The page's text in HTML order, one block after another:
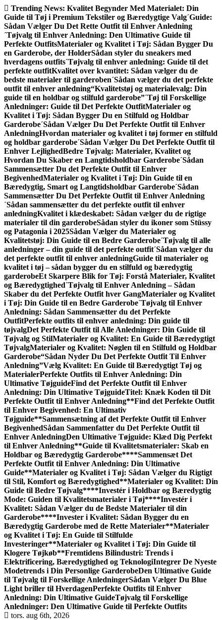
Gå
til
indhold
Trending News: Kvalitet Begynder Med Materialet: Din
Guide til Tøj i Premium Tekstiler og Bæredygtige Valg´Guide:
Sådan Vælger Du Det Rette Outfit til Enhver Anledning
´Tøjvalg til Enhver Anledning: Den Ultimative Guide til
Perfekte OutfitsMaterialer og Kvalitet i Tøj: Sådan Bygger Du
en Garderobe, der HolderSådan styler du sneakers med
hverdagens outfits´Tøjvalg til enhver anledning: Guide til det
perfekte outfitKvalitet over kvantitet: Sådan vælger du de
bedste materialer til garderoben´Sådan vælger du det perfekte
outfit til enhver anledning“Kvalitetstøj og materialevalg: Din
guide til en holdbar og stilfuld garderobe”´Tøj til Forskellige
Anledninger: Guide til Det Perfekte OutfitMaterialer og
Kvalitet i Tøj: Sådan Bygger Du en Stilfuld og Holdbar
Garderobe´Sådan Vælger Du Det Perfekte Outfit til Enhver
AnledningHvordan materialer og kvalitet i tøj former en stilfuld
og holdbar garderobe´Sådan Vælger Du Det Perfekte Outfit til
Enhver LejlighedBedre Tøjvalg: Materialer, Kvalitet og
Hvordan Du Skaber en Langtidsholdbar Garderobe´Sådan
Sammensætter Du det Perfekte Outfit til Enhver
BegivenhedMaterialer og Kvalitet i Tøj: Din Guide til en
Bæredygtig, Smart og Langtidsholdbar Garderobe´Sådan
Sammensætter Du Det Perfekte Outfit til Enhver Anledning
´Sådan sammensætter du det perfekte outfit til enhver
anledningKvalitet i klædeskabet: Sådan vælger du de rigtige
materialer til din garderobeSådan styler du ikoner som Stüssy
og Patagonia i 2025Sådan Vælger du Materialer og
Kvalitetstøj: Din Guide til en Bedre Garderobe´Tøjvalg til alle
anledninger – din guide til det perfekte outfit´Sådan vælger du
det perfekte outfit til enhver anledningGuide til materialer og
kvalitet i tøj – sådan bygger du en stilfuld og bæredygtig
garderobeEt Skarpere Blik for Tøj: Forstå Materialer, Kvalitet
og Bæredygtighed´Tøjvalg til Enhver Anledning – Sådan
Skaber du det Perfekte Outfit hver GangMaterialer og Kvalitet
i Tøj: Din Guide til en Bedre Garderobe´Tøjvalg til Enhver
Anledning: Sådan Sammen­sætter du det Perfekte
OutfitPerfekte outfits til enhver anledning: Din guide til
tøjvalgDet Perfekte Outfit til Alle Anledninger: Din Guide til
Tøjvalg og StilMaterialer og Kvalitet: En Guide til Bæredygtigt
TøjvalgMaterialer og Kvalitet: Nøglen til en Stilfuld og Holdbar
Garderobe“Sådan Nyder Du Det Perfekte Outfit Til Enhver
Anledning”Vælg Kvalitet: En Guide til Bæredygtigt Tøj og
MaterialerPerfekte Outfits til Enhver Anledning: Din
Ultimative TøjguideFind det Perfekte Outfit til Enhver
Anledning: Din Ultimative TøjguideTitel: Knæk Koden til Dit
Perfekte Outfit til Enhver Anledning**Find det Perfekte Outfit
til Enhver Begivenhed: En Ultimativ
Tøjguide**Sammensætning af det Perfekte Outfit til Enhver
BegivenhedSådan Sammenfatter du Det Perfekte Outfit til
Enhver AnledningDen Ultimative Tøjguide: Klæd Dig Perfekt
til Enhver Anledning**Guide til Kvalitetsmaterialer: Skab en
Holdbar og Bæredygtig Garderobe****Sammensæt Det
Perfekte Outfit til Enhver Anledning: Din Ultimative
Guide**Materialer og Kvalitet i Tøj: Sådan Vælger du Rigtigt
til Stil, Komfort og Bæredygtighed**Materialer og Kvalitet: Din
Guide til Bedre Tøjvalg****Investér i Holdbar og Bæredygtig
Mode: Guiden til Kvalitetsmaterialer i Tøj****Investér i
Kvalitet: Sådan Vælger du de Bedste Materialer til din
Garderobe****Invester i Kvalitet: Sådan Bygger du en
Bæredygtig Garderobe med de Rette Materialer**Materialer
og Kvalitet i Tøj: En Guide til Stilfulde
Investeringer**Materialer og Kvalitet i Tøj: Din Guide til
Klogere Tøjkøb**Fremtidens Bilindustri: Trends i
Elektrificering, Bæredygtighed og TeknologiIntegrer De Nyeste
Modetrends i Din Personlige GarderobeDen Ultimative Guide
til Tøjvalg til Forskellige AnledningerSådan Vælger Du Blue
Light briller til HverdagenPerfekte Outfits til Enhver
Anledning: Din Ultimative GuideTøjvalg til Forskellige
Anledninger: Den Ultimative Guide til Perfekte Outfits
tors. aug 6th, 2026